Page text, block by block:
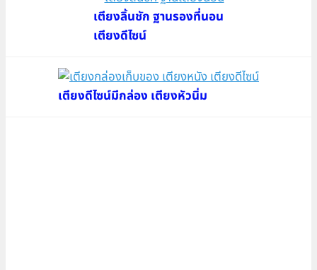
เตียงลิ้นชัก ฐานรองที่นอน
เตียงดีไซน์
เตียงดีไซน์มีกล่อง เตียงหัวนิ่ม